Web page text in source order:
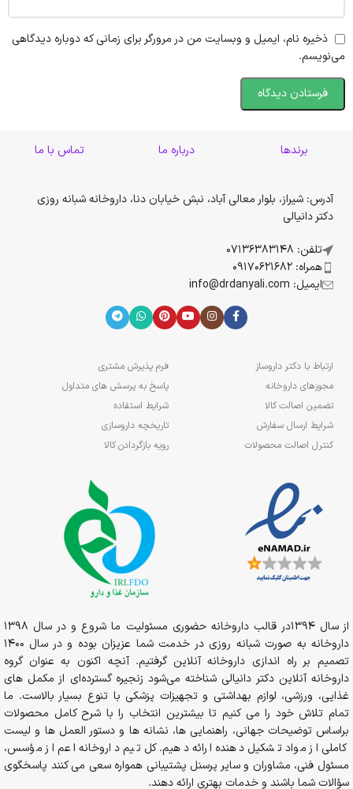
ذخیره نام، ایمیل و وبسایت من در مرورگر برای زمانی که دوباره دیدگاهی
می‌نویسم.
برندها درباره ما تماس با ما
آدرس: شیراز، بلوار معالی آباد، نبش خیابان دنا، داروخانه شبانه روزی
دکتر دانیالی
تلفن: 07136383148
همراه: 09170621682
ایمیل: info@drdanyali.com
ارتباط با دکتر داروساز
مجوزهای داروخانه
تضمین اصالت کالا
شرایط ارسال سفارش
کنترل اصالت محصولات
فرم پذیرش مشتری
پاسخ به پرسش های متداول
شرایط استفاده
تاریخچه داروسازی
رویه بازگردادن کالا
از سال 1394در قالب داروخانه حضوری مسئولیت ما شروع و در سال 1398
داروخانه به صورت شبانه روزی در خدمت شما عزیزان بوده و در سال 1400
تصمیم بر راه اندازی داروخانه آنلاین گرفتیم. آنچه اکنون به عنوان گروه
داروخانه آنلاین دکتر دانیالی شناخته می‌شود زنجیره گسترده‌ای از مکمل های
غذایی، ورزشی، لوازم بهداشتی و تجهیزات پزشکی با تنوع بسیار بالاست. ما
تمام تلاش خود را می کنیم تا بیشترین انتخاب را با شرح کامل محصولات
براساس توضیحات جهانی، راهنمایی ها، نشانه ها و دستور العمل ها و لیست
کاملی از مواد تشکیل دهنده ارائه دهیم. کل تیم داروخانه اعم از مؤسس،
مسئول فنی، مشاوران و سایر پرسنل پشتیبانی همواره سعی می کنند پاسخگوی
سؤالات شما باشند و خدمات بهتری ارائه دهند.